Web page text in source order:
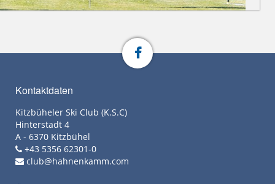
Kontaktdaten
Kitzbüheler Ski Club (K.S.C)
Hinterstadt 4
A - 6370 Kitzbühel
+43 5356 62301-0
club@hahnenkamm.com